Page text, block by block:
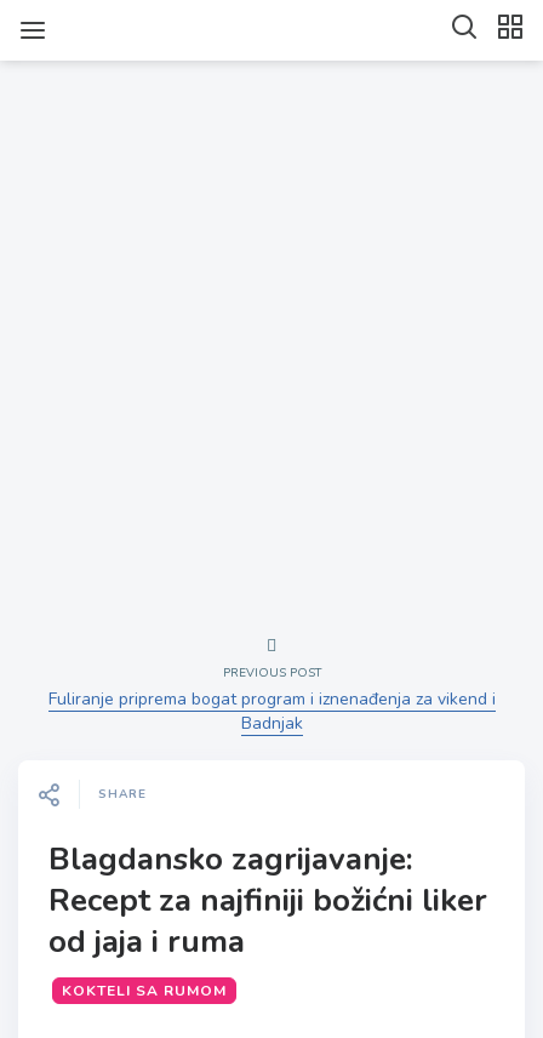
PREVIOUS POST
Fuliranje priprema bogat program i iznenađenja za vikend i
Badnjak
SHARE
Blagdansko zagrijavanje:
Recept za najfiniji božićni liker
od jaja i ruma
KOKTELI SA RUMOM